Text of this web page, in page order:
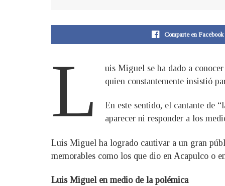
Comparte en Facebook
L
uis Miguel se ha dado a
quien constantemente insistió
En este sentido, el cantante de
aparecer ni responder a los
Luis Miguel ha logrado cautivar a un gran
memorables como los que dio en Acapulco o
Luis Miguel en medio de la polémica